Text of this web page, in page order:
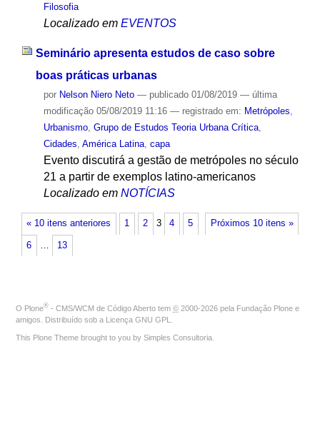
Filosofia
Localizado em EVENTOS
Seminário apresenta estudos de caso sobre
boas práticas urbanas
por Nelson Niero Neto — publicado01/08/2019 — última
modificação05/08/2019 11:16 — registrado em: Metrópoles,
Urbanismo, Grupo de Estudos Teoria Urbana Crítica,
Cidades, América Latina, capa
Evento discutirá a gestão de metrópoles no século
21 a partir de exemplos latino-americanos
Localizado em NOTÍCIAS
« 10 itens anteriores Próximos 10 itens »
1 2 3 4 5
6 … 13
O Plone® - CMS/WCM de Código Aberto tem © 2000-2026 pela Fundação Plone e
amigos. Distribuído sob a Licença GNU GPL
This Plone Theme brought to you by Simples Consultoria